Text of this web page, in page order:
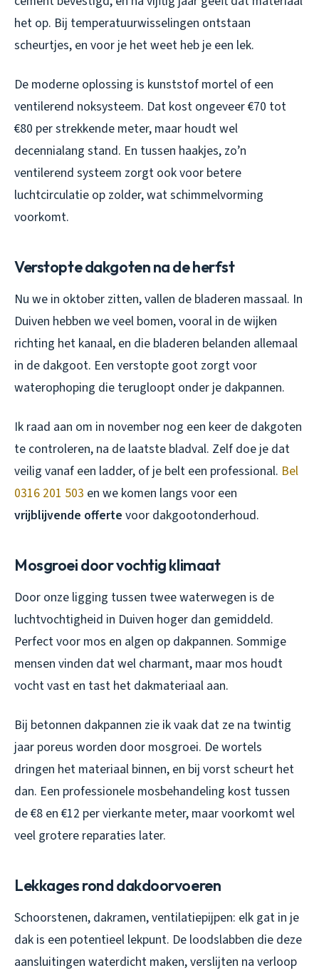
het op. Bij temperatuurwisselingen ontstaan
scheurtjes, en voor je het weet heb je een lek.
De moderne oplossing is kunststof mortel of een
ventilerend noksysteem. Dat kost ongeveer €70 tot
€80 per strekkende meter, maar houdt wel
decennialang stand. En tussen haakjes, zo’n
ventilerend systeem zorgt ook voor betere
luchtcirculatie op zolder, wat schimmelvorming
voorkomt.
Verstopte dakgoten na de herfst
Nu we in oktober zitten, vallen de bladeren massaal. In
Duiven hebben we veel bomen, vooral in de wijken
richting het kanaal, en die bladeren belanden allemaal
in de dakgoot. Een verstopte goot zorgt voor
waterophoping die terugloopt onder je dakpannen.
Ik raad aan om in november nog een keer de dakgoten
te controleren, na de laatste bladval. Zelf doe je dat
veilig vanaf een ladder, of je belt een professional. Bel
0316 201 503 en we komen langs voor een
vrijblijvende offerte voor dakgootonderhoud.
Mosgroei door vochtig klimaat
Door onze ligging tussen twee waterwegen is de
luchtvochtigheid in Duiven hoger dan gemiddeld.
Perfect voor mos en algen op dakpannen. Sommige
mensen vinden dat wel charmant, maar mos houdt
vocht vast en tast het dakmateriaal aan.
Bij betonnen dakpannen zie ik vaak dat ze na twintig
jaar poreus worden door mosgroei. De wortels
dringen het materiaal binnen, en bij vorst scheurt het
dan. Een professionele mosbehandeling kost tussen
de €8 en €12 per vierkante meter, maar voorkomt wel
veel grotere reparaties later.
Lekkages rond dakdoorvoeren
Schoorstenen, dakramen, ventilatiepijpen: elk gat in je
dak is een potentieel lekpunt. De loodslabben die deze
aansluitingen waterdicht maken, verslijten na verloop